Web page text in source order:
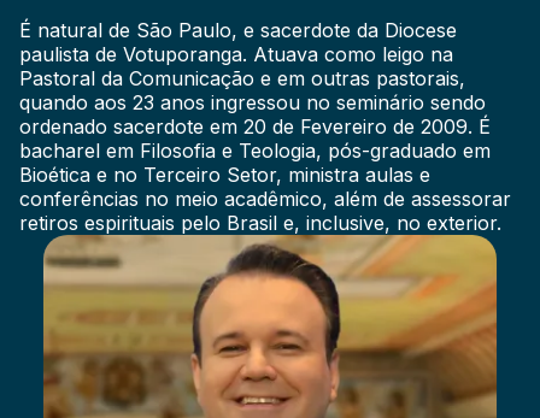
É natural de São Paulo, e sacerdote da Diocese
paulista de Votuporanga. Atuava como leigo na
Pastoral da Comunicação e em outras pastorais,
quando aos 23 anos ingressou no seminário sendo
ordenado sacerdote em 20 de Fevereiro de 2009. É
bacharel em Filosofia e Teologia, pós-graduado em
Bioética e no Terceiro Setor, ministra aulas e
conferências no meio acadêmico, além de assessorar
retiros espirituais pelo Brasil e, inclusive, no exterior.